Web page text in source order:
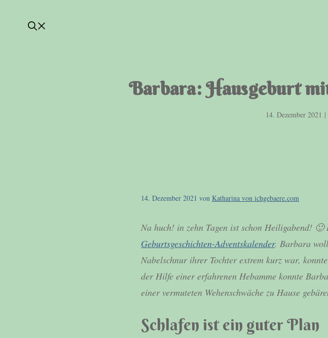
Barbara: Hausgeburt
14. Dezember 2021 |
14. Dezember 2021 von Katharina von ichgebaere.com
Na huch! in zehn Tagen ist schon Heiligabend!
Geburtsgeschichten-Adventskalender. Barbara
Nabelschnur ihrer Tochter extrem kurz war,
der Hilfe einer erfahrenen Hebamme konnte
einer vermuteten Wehenschwäche zu Hause
Schlafen ist ein guter Plan